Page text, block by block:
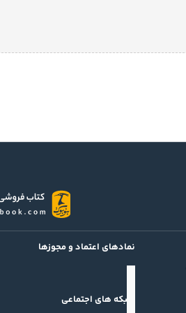
نمادهای اعتماد و مجوزها
شبکه های اجتماعی